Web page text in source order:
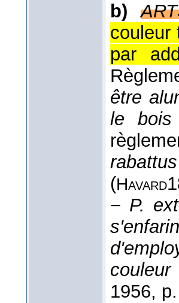
b)
couleur
par
être
le bois
(Havard
− P.
1956,